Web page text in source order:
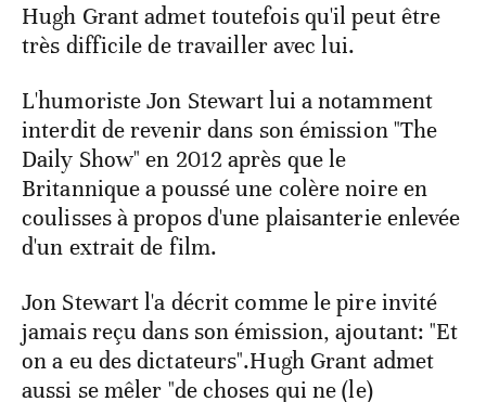
Hugh Grant admet toutefois qu'il peut être
très difficile de travailler avec lui.
L'humoriste Jon Stewart lui a notamment
interdit de revenir dans son émission "The
Daily Show" en 2012 après que le
Britannique a poussé une colère noire en
coulisses à propos d'une plaisanterie enlevée
d'un extrait de film.
Jon Stewart l'a décrit comme le pire invité
jamais reçu dans son émission, ajoutant: "Et
on a eu des dictateurs".Hugh Grant admet
aussi se mêler "de choses qui ne (le)